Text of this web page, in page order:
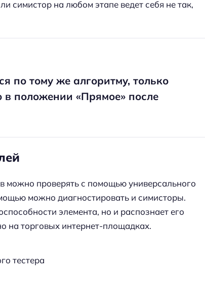
симистор на любом этапе ведет себя не так,
по тому же алгоритму, только
положении «Прямое» после
можно проверять с помощью универсального
можно диагностировать и симисторы.
элемента, но и распознает его
на торговых интернет-площадках.
тестера